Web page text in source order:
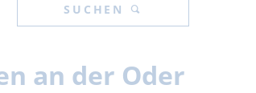
SUCHEN
an der Oder